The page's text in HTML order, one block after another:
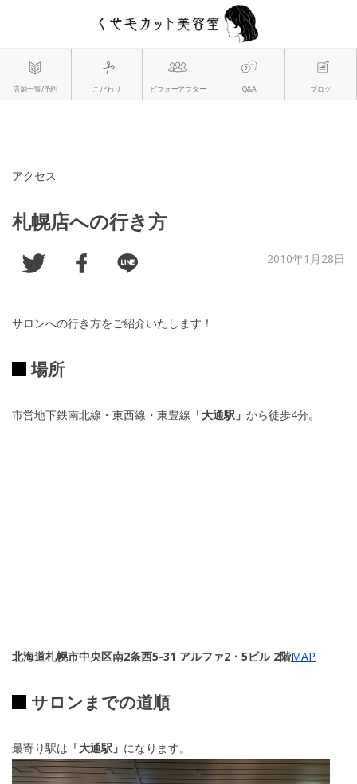
アクセス
札幌店への行き方
2010年1月28日
サロンへの行き方をご紹介いたします！
場所
市営地下鉄南北線・東西線・東豊線 「大通駅」 から徒歩4分。
北海道札幌市中央区南2条西5-31 アルファ2・5ビル 2階MAP
サロンまでの道順
最寄り駅は 「大通駅」 になります。